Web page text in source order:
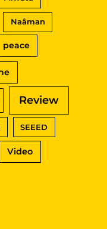
Naâman
peace
Review
SEEED
Video